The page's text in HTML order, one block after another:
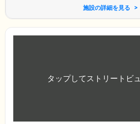
施設の詳細を見る